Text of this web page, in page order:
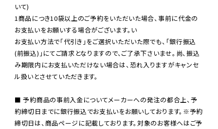
いて)
1商品につき10袋以上のご予約をいただいた場合、事前に代金の
お支払いをお願いする場合がございます。い
お支払い方法で「代引き」をご選択いただいた際でも、「銀行振込
(前振込)」にてご請求となりますので、ご了承下さいませ。尚、振込
み期限内にお支払いただけない場合は、恐れ入りますがキャンセ
ル扱いとさせていただきます。
■ 予約商品の事前入金についてメーカーへの発注の都合上、予
約締切日までに銀行振込でお支払いをお願いしております。※予約
締切日は、商品ページに記載しております。対象のお客様へはご予